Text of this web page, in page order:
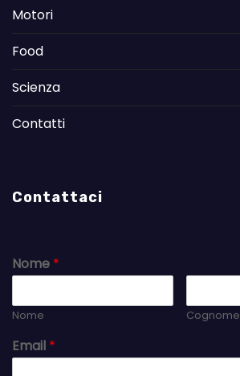
Motori
Food
Scienza
Contatti
Contattaci
Nome *
Nome Cognome
Email *